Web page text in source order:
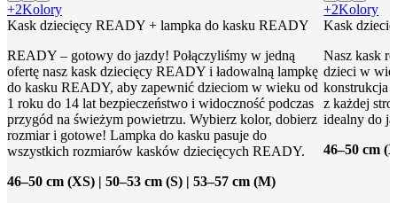
+2Kolory
Kask dziecięcy READY + lampka do kasku READY
READY – gotowy do jazdy! Połączyliśmy w jedną
ofertę nasz kask dziecięcy READY i ładowalną lampkę
do kasku READY, aby zapewnić dzieciom w wieku od
1 roku do 14 lat bezpieczeństwo i widoczność podczas
przygód na świeżym powietrzu. Wybierz kolor, dobierz
rozmiar i gotowe! Lampka do kasku pasuje do
wszystkich rozmiarów kasków dziecięcych READY.
46–50 cm (XS) | 50–53 cm (S) | 53–57 cm (M)
+2Kolory
Kask
Nasz kask
dzieci w
konstrukcja
z każdej
idealny do
46–50 cm